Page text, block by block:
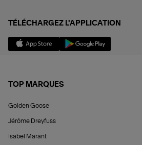
TÉLÉCHARGEZ L'APPLICATION
TOP MARQUES
Golden Goose
Jérôme Dreyfuss
Isabel Marant